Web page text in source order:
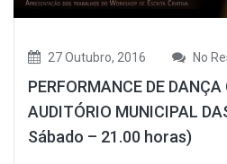
27 Outubro, 2016 No
PERFORMANCE DE
AUDITÓRIO MUNICIPAL
Sábado – 21.00 horas)